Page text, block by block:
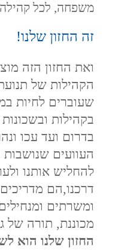
משפחה, לכל
זה החזון שלנו!
ואת החזון הזה
הקהילות של
שעוברים לחיות
בקהילות
בדרום ועד עכו
העוועים
להחליש אותנו
דרכנו,הם
ומשרתים
מכוננת, תורה של
החזון שלנו הוא